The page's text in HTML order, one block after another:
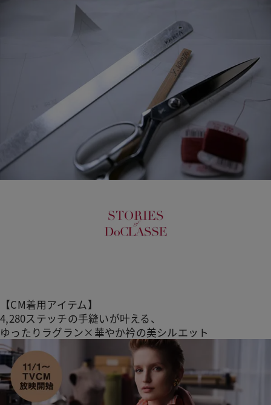
【CM着用アイテム】
4,280ステッチの手縫いが叶える、
ゆったりラグラン×華やか衿の美シルエット